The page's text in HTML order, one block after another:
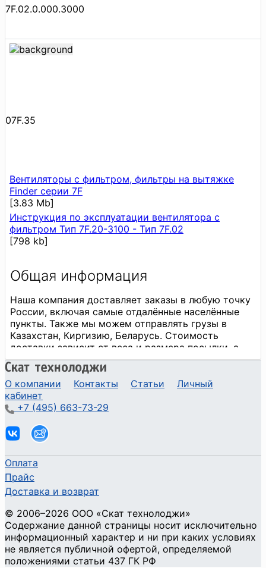
7F.02.0.000.3000
07F.35
Вентиляторы с фильтром, фильтры на вытяжке
Finder серии 7F
[3.83 Mb]
Инструкция по эксплуатации вентилятора с
фильтром Тип 7F.20-3100 - Тип 7F.02
[798 kb]
О компании Контакты Статьи
Личный
кабинет
+7 (495) 663-73-29
Оплата
Прайс
Доставка и возврат
© 2006–2026 ООО «Скат технолоджи»
Содержание данной страницы носит исключительно
информационный характер и ни при каких условиях
не является публичной офертой, определяемой
положениями статьи 437 ГК РФ